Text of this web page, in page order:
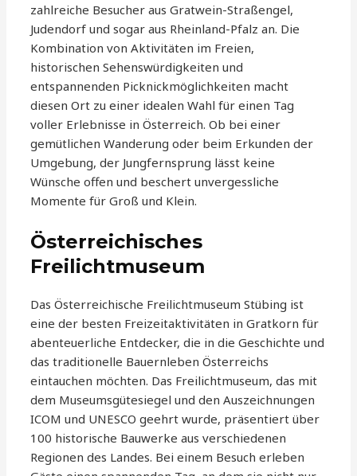
zahlreiche Besucher aus Gratwein-Straßengel,
Judendorf und sogar aus Rheinland-Pfalz an. Die
Kombination von Aktivitäten im Freien,
historischen Sehenswürdigkeiten und
entspannenden Picknickmöglichkeiten macht
diesen Ort zu einer idealen Wahl für einen Tag
voller Erlebnisse in Österreich. Ob bei einer
gemütlichen Wanderung oder beim Erkunden der
Umgebung, der Jungfernsprung lässt keine
Wünsche offen und beschert unvergessliche
Momente für Groß und Klein.
Österreichisches
Freilichtmuseum
Das Österreichische Freilichtmuseum Stübing ist
eine der besten Freizeitaktivitäten in Gratkorn für
abenteuerliche Entdecker, die in die Geschichte und
das traditionelle Bauernleben Österreichs
eintauchen möchten. Das Freilichtmuseum, das mit
dem Museumsgütesiegel und den Auszeichnungen
ICOM und UNESCO geehrt wurde, präsentiert über
100 historische Bauwerke aus verschiedenen
Regionen des Landes. Bei einem Besuch erleben